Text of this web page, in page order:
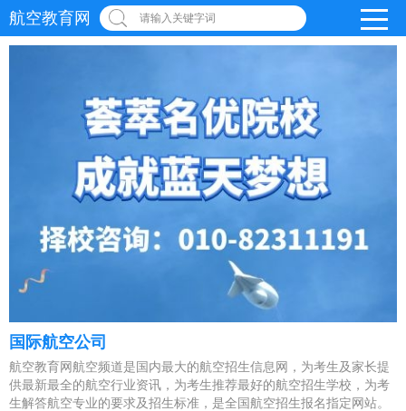
航空教育网 请输入关键字词
国际航空公司
航空教育网航空频道是国内最大的航空招生信息网，为考生及家长提
供最新最全的航空行业资讯，为考生推荐最好的航空招生学校，为考
生解答航空专业的要求及招生标准，是全国航空招生报名指定网站。